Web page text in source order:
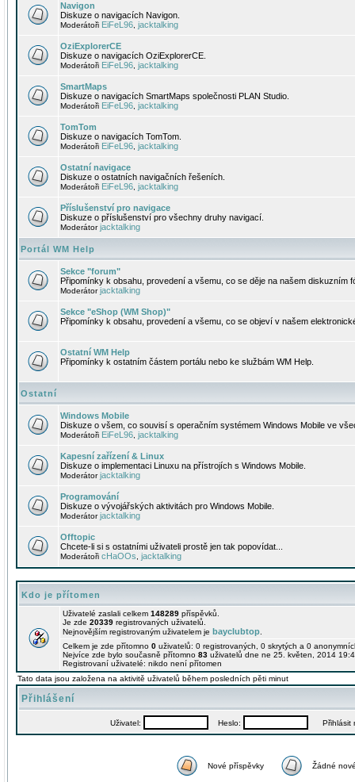
Navigon
Diskuze o navigacích Navigon.
Moderátoři EiFeL96 jacktalking
OziExplorerCE
Diskuze o navigacích OziExplorerCE.
Moderátoři EiFeL96 jacktalking
SmartMaps
Diskuze o navigacích SmartMaps společnosti PLAN Studio.
Moderátoři EiFeL96 jacktalking
TomTom
Diskuze o navigacích TomTom.
Moderátoři EiFeL96 jacktalking
Ostatní navigace
Diskuze o ostatních navigačních řešeních.
Moderátoři EiFeL96 jacktalking
Příslušenství pro navigace
Diskuze o příslušenství pro všechny druhy navigací.
Moderátorjacktalking
Portál WM Help
Sekce "forum"
Připomínky k obsahu, provedení a všemu, co se děje na našem diskuzním
Moderátorjacktalking
Sekce "eShop (WM Shop)"
Připomínky k obsahu, provedení a všemu, co se objeví v našem
Ostatní WM Help
Připomínky k ostatním částem portálu nebo ke službám WM Help.
Ostatní
Windows Mobile
Diskuze o všem, co souvisí s operačním systémem Windows Mobile ve
Moderátoři EiFeL96 jacktalking
Kapesní zařízení & Linux
Diskuze o implementaci Linuxu na přístrojích s Windows Mobile.
Moderátorjacktalking
Programování
Diskuze o vývojářských aktivitách pro Windows Mobile.
Moderátorjacktalking
Offtopic
Chcete-li si s ostatními uživateli prostě jen tak popovídat...
Moderátoři cHaOOs jacktalking
Kdo je přítomen
Uživatelé zaslali celkem 148289 příspěvků.
Je zde 20339 registrovaných uživatelů.
Nejnovějším registrovaným uživatelem je bayclubtop
Celkem je zde přítomno 0 uživatelů: 0 registrovaných, 0 skrytých a 0
Nejvíce zde bylo současně přítomno 83 uživatelů dne ne 25. květen, 2014
Registrovaní uživatelé: nikdo není přítomen
Tato data jsou založena na aktivitě uživatelů během posledních pěti minut
Přihlášení
Uživatel: Heslo: Přihlásit
Nové příspěvky Žádné